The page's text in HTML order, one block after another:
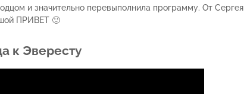
и значительно перевыполнила программу. От Сергея
ПРИВЕТ 🙂
к Эвересту